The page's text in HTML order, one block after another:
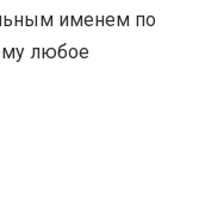
именем по
любое